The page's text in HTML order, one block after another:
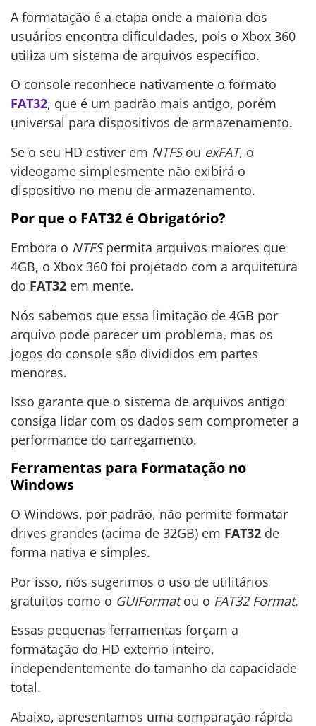
A formatação é a etapa onde a maioria dos
usuários encontra dificuldades, pois o Xbox 360
utiliza um sistema de arquivos específico.
O console reconhece nativamente o formato
FAT32, que é um padrão mais antigo, porém
universal para dispositivos de armazenamento.
Se o seu HD estiver em NTFSou exFAT, o
videogame simplesmente não exibirá o
dispositivo no menu de armazenamento.
Por que o FAT32 é Obrigatório?
Embora o NTFSpermita arquivos maiores que
4GB, o Xbox 360 foi projetado com a arquitetura
do FAT32 em mente.
Nós sabemos que essa limitação de 4GB por
arquivo pode parecer um problema, mas os
jogos do console são divididos em partes
menores.
Isso garante que o sistema de arquivos antigo
consiga lidar com os dados sem comprometer a
performance do carregamento.
Ferramentas para Formatação no
Windows
O Windows, por padrão, não permite formatar
drives grandes (acima de 32GB) em FAT32 de
forma nativa e simples.
Por isso, nós sugerimos o uso de utilitários
gratuitos como o GUIFormatou o FAT32 Format.
Essas pequenas ferramentas forçam a
formatação do HD externo inteiro,
independentemente do tamanho da capacidade
total.
Abaixo, apresentamos uma comparação rápida